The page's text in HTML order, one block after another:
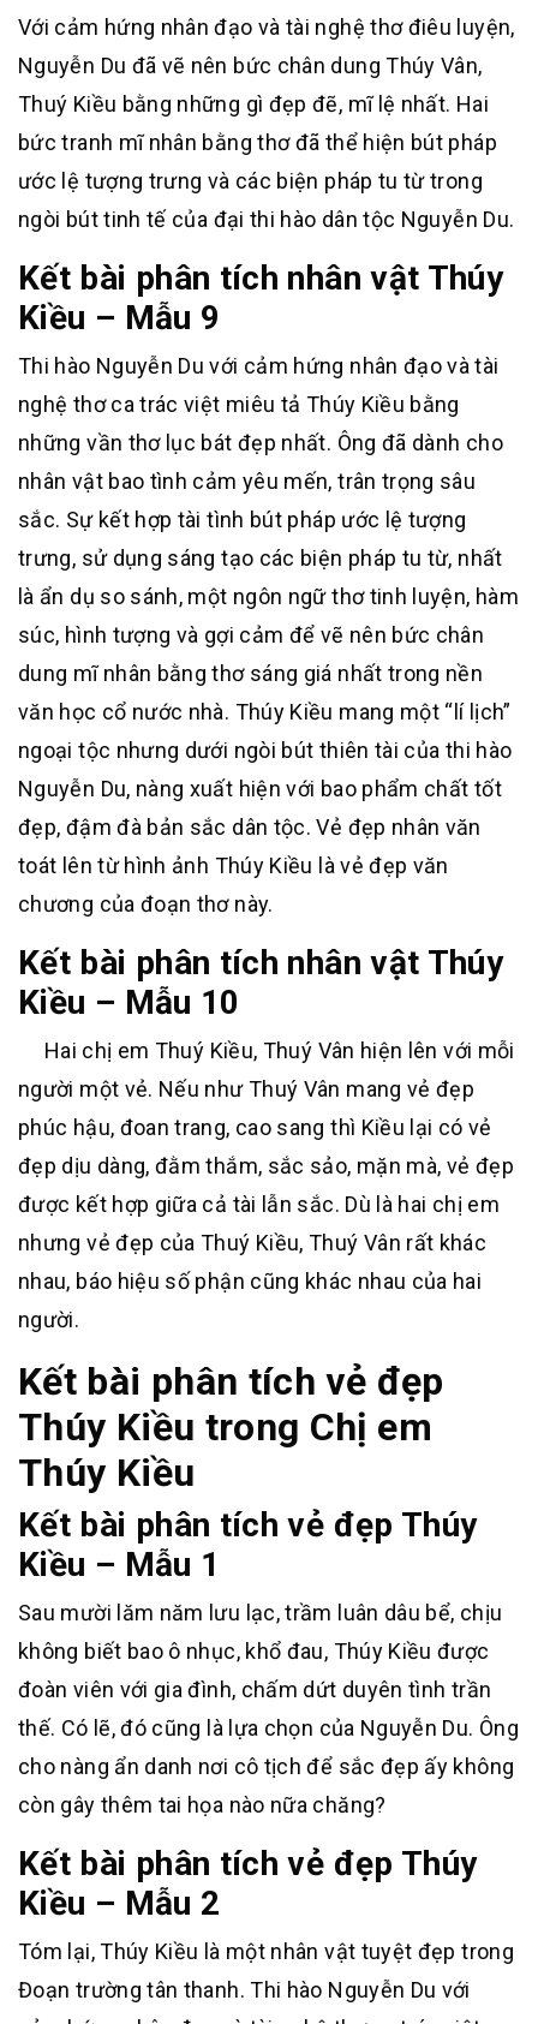
Với cảm hứng nhân đạo và tài nghệ thơ điêu luyện,
Nguyễn Du đã vẽ nên bức chân dung Thúy Vân,
Thuý Kiều bằng những gì đẹp đẽ, mĩ lệ nhất. Hai
bức tranh mĩ nhân bằng thơ đã thể hiện bút pháp
ước lệ tượng trưng và các biện pháp tu từ trong
ngòi bút tinh tế của đại thi hào dân tộc Nguyễn Du.
Kết bài phân tích nhân vật Thúy
Kiều – Mẫu 9
Thi hào Nguyễn Du với cảm hứng nhân đạo và tài
nghệ thơ ca trác việt miêu tả Thúy Kiều bằng
những vần thơ lục bát đẹp nhất. Ông đã dành cho
nhân vật bao tình cảm yêu mến, trân trọng sâu
sắc. Sự kết hợp tài tình bút pháp ước lệ tượng
trưng, sử dụng sáng tạo các biện pháp tu từ, nhất
là ẩn dụ so sánh, một ngôn ngữ thơ tinh luyện, hàm
súc, hình tượng và gợi cảm để vẽ nên bức chân
dung mĩ nhân bằng thơ sáng giá nhất trong nền
văn học cổ nước nhà. Thúy Kiều mang một “lí lịch”
ngoại tộc nhưng dưới ngòi bút thiên tài của thi hào
Nguyễn Du, nàng xuất hiện với bao phẩm chất tốt
đẹp, đậm đà bản sắc dân tộc. Vẻ đẹp nhân văn
toát lên từ hình ảnh Thúy Kiều là vẻ đẹp văn
chương của đoạn thơ này.
Kết bài phân tích nhân vật Thúy
Kiều – Mẫu 10
Hai chị em Thuý Kiều, Thuý Vân hiện lên với mỗi
người một vẻ. Nếu như Thuý Vân mang vẻ đẹp
phúc hậu, đoan trang, cao sang thì Kiều lại có vẻ
đẹp dịu dàng, đằm thắm, sắc sảo, mặn mà, vẻ đẹp
được kết hợp giữa cả tài lẫn sắc. Dù là hai chị em
nhưng vẻ đẹp của Thuý Kiều, Thuý Vân rất khác
nhau, báo hiệu số phận cũng khác nhau của hai
người.
Kết bài phân tích vẻ đẹp
Thúy Kiều trong Chị em
Thúy Kiều
Kết bài phân tích vẻ đẹp Thúy
Kiều – Mẫu 1
Sau mười lăm năm lưu lạc, trầm luân dâu bể, chịu
không biết bao ô nhục, khổ đau, Thúy Kiều được
đoàn viên với gia đình, chấm dứt duyên tình trần
thế. Có lẽ, đó cũng là lựa chọn của Nguyễn Du. Ông
cho nàng ẩn danh nơi cô tịch để sắc đẹp ấy không
còn gây thêm tai họa nào nữa chăng?
Kết bài phân tích vẻ đẹp Thúy
Kiều – Mẫu 2
Tóm lại, Thúy Kiều là một nhân vật tuyệt đẹp trong
Đoạn trường tân thanh. Thi hào Nguyễn Du với